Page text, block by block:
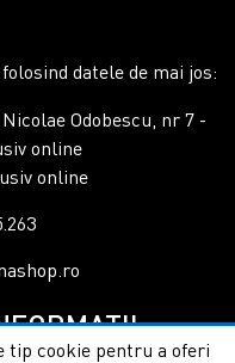
datele de mai jos:
Odobescu, nr 7 -
online
online
tip cookie pentru a oferi